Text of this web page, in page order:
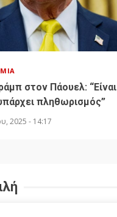
στον Πάουελ: “Είναι
πληθωρισμός”
2025 - 14:17